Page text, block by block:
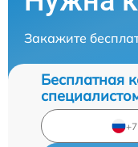
Закажите
Бесплатная